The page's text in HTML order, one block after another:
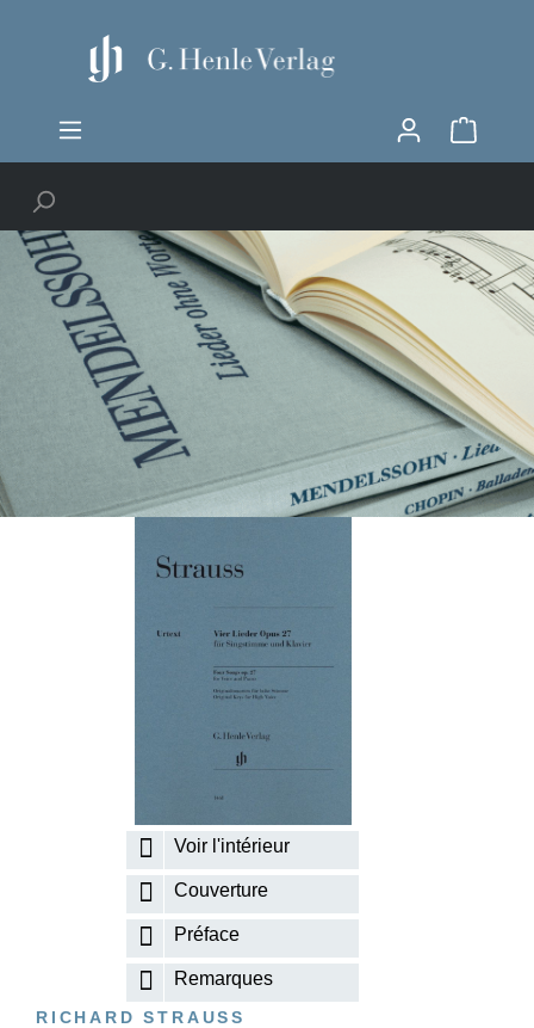
Voir l'intérieur
Couverture
Préface
Remarques
RICHARD STRAUSS